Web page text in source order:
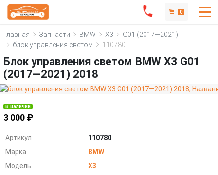
0
Главная Запчасти BMW X3
G01 (2017—2021)
блок управления светом
110780
Блок управления светом BMW X3 G01
(2017—2021) 2018
В наличии
3 000 ₽
Артикул
110780
Марка
BMW
Модель
X3